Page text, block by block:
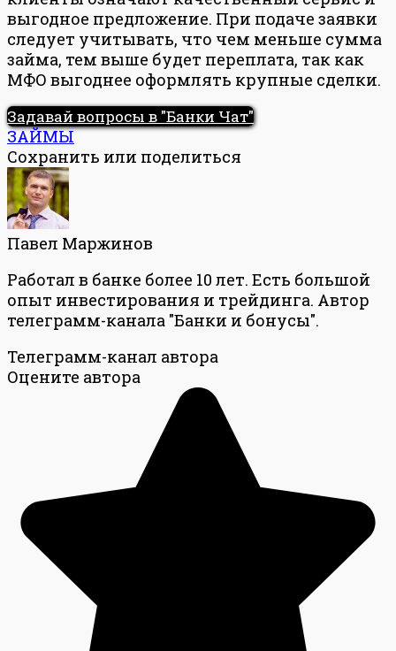
выгодное предложение. При подаче заявки
следует учитывать, что чем меньше сумма
займа, тем выше будет переплата, так как
МФО выгоднее оформлять крупные сделки.
Задавай вопросы в "Банки Чат"
ЗАЙМЫ
Сохранить или поделиться
Павел Маржинов
Работал в банке более 10 лет. Есть большой
опыт инвестирования и трейдинга. Автор
телеграмм-канала "Банки и бонусы".
Телеграмм-канал автора
Оцените автора